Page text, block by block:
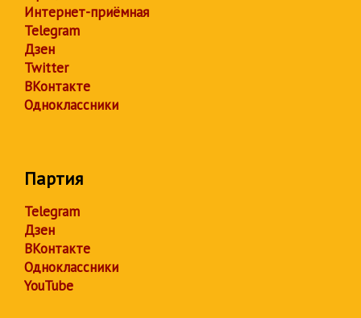
Интернет-приёмная
Telegram
Дзен
Twitter
ВКонтакте
Одноклассники
Партия
Telegram
Дзен
ВКонтакте
Одноклассники
YouTube